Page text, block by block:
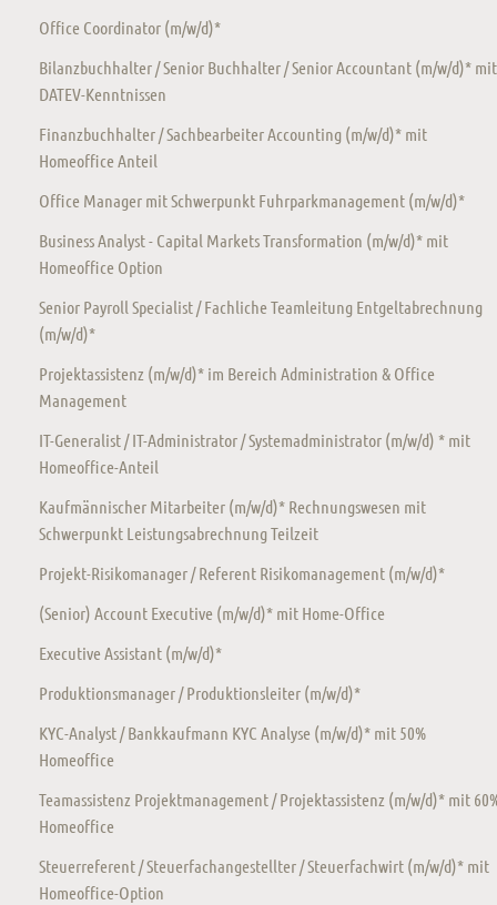
Office Coordinator (m/w/d)*
Bilanzbuchhalter / Senior Buchhalter / Senior Accountant (m/w/d)* mit
DATEV-Kenntnissen
Finanzbuchhalter / Sachbearbeiter Accounting (m/w/d)* mit
Homeoffice Anteil
Office Manager mit Schwerpunkt Fuhrparkmanagement (m/w/d)*
Business Analyst - Capital Markets Transformation (m/w/d)* mit
Homeoffice Option
Senior Payroll Specialist / Fachliche Teamleitung Entgeltabrechnung
(m/w/d)*
Projektassistenz (m/w/d)* im Bereich Administration & Office
Management
IT-Generalist / IT-Administrator / Systemadministrator (m/w/d) * mit
Homeoffice-Anteil
Kaufmännischer Mitarbeiter (m/w/d)* Rechnungswesen mit
Schwerpunkt Leistungsabrechnung Teilzeit
Projekt-Risikomanager / Referent Risikomanagement (m/w/d)*
(Senior) Account Executive (m/w/d)* mit Home-Office
Executive Assistant (m/w/d)*
Produktionsmanager / Produktionsleiter (m/w/d)*
KYC-Analyst / Bankkaufmann KYC Analyse (m/w/d)* mit 50%
Homeoffice
Teamassistenz Projektmanagement / Projektassistenz (m/w/d)* mit
Homeoffice
Steuerreferent / Steuerfachangestellter / Steuerfachwirt (m/w/d)* mit
Homeoffice-Option